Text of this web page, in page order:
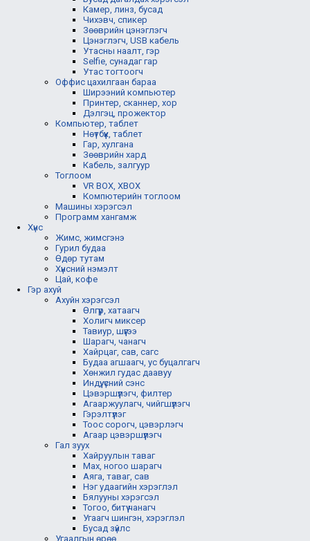
Камер, линз, бусад
Чихэвч, спикер
Зөөврийн цэнэглэгч
Цэнэглэгч, USB кабель
Утасны наалт, гэр
Selfie, сунадаг гар
Утас тогтоогч
Оффис цахилгаан бараа
Ширээний компьютер
Принтер, сканнер, хор
Дэлгэц, прожектор
Компьютер, таблет
Нөүтбүүк, таблет
Гар, хулгана
Зөөврийн хард
Кабель, залгуур
Тоглоом
VR BOX, XBOX
Компютерийн тоглоом
Машины хэрэгсэл
Программ хангамж
Хүнс
Жимс, жимсгэнэ
Гурил будаа
Өдөр тутам
Хүнсний нэмэлт
Цай, кофе
Гэр ахуй
Ахуйн хэрэгсэл
Өлгүүр, хатаагч
Холигч миксер
Тавиур, шүүгээ
Шарагч, чанагч
Хайрцаг, сав, сагс
Будаа агшаагч, ус буцалгагч
Хөнжил гудас даавуу
Индүү, үсний сэнс
Цэвэршүүлэгч, филтер
Агааржуулагч, чийгшүүлэгч
Гэрэлтүүлэг
Тоос сорогч, цэвэрлэгч
Агаар цэвэршүүлэгч
Гал зуух
Хайруулын таваг
Мах, ногоо шарагч
Аяга, таваг, сав
Нэг удаагийн хэрэглэл
Бялууны хэрэгсэл
Тогоо, битүү чанагч
Угаагч шингэн, хэрэглэл
Бусад зүйлс
Угаалгын өрөө